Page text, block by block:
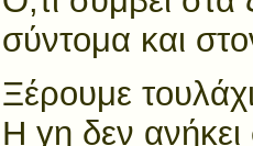
σύντομα και
Ξέρουμε
Η γη δεν